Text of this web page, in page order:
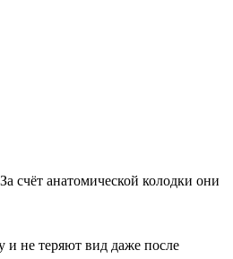
счёт анатомической колодки они
и не теряют вид даже после